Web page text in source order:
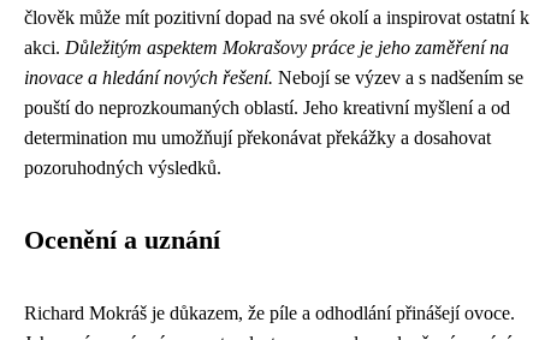
člověk může mít pozitivní dopad na své okolí a inspirovat ostatní k
akci. Důležitým aspektem Mokrašovy práce je jeho zaměření na
inovace a hledání nových řešení. Nebojí se výzev a s nadšením se
pouští do neprozkoumaných oblastí. Jeho kreativní myšlení a od
determination mu umožňují překonávat překážky a dosahovat
pozoruhodných výsledků.
Ocenění a uznání
Richard Mokráš je důkazem, že píle a odhodlání přinášejí ovoce.